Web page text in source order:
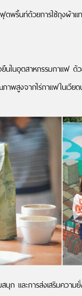
ริ้นท์ด้วยการใช้ถุงผ้าแ
ในอุตสาหกรรมกาแฟ ด้
าพสูงจากไร่กาแฟในเวีย
ก และการส่งเสริมควา